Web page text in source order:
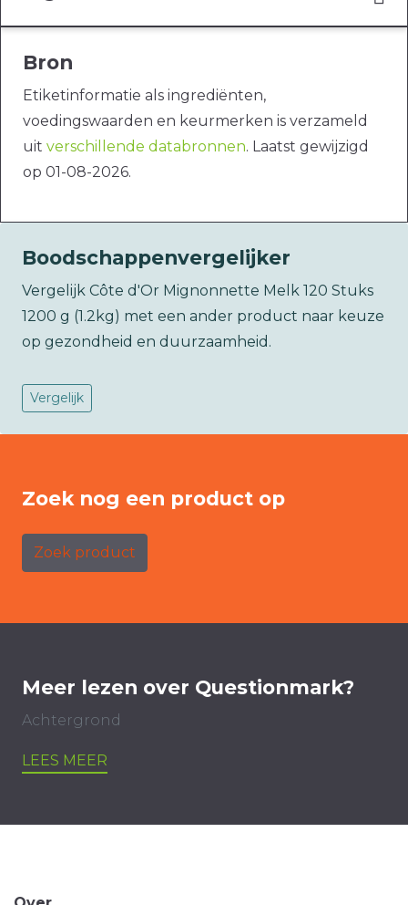
Bron
Etiketinformatie als ingrediënten,
voedingswaarden en keurmerken is verzameld
uit verschillende databronnen. Laatst gewijzigd
op 01-08-2026.
Boodschappenvergelijker
Vergelijk Côte d'Or Mignonnette Melk 120 Stuks
1200 g (1.2kg) met een ander product naar keuze
op gezondheid en duurzaamheid.
Vergelijk
Zoek nog een product op
Zoek product
Meer lezen over Questionmark?
Achtergrond
LEES MEER